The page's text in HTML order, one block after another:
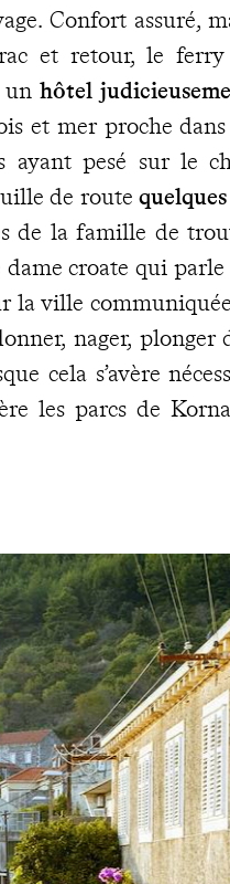
Confort assuré,
et retour, le
un hôtel
et mer proche
ayant pesé sur le
de route
de la famille de
croate qui
la ville
nager, plonger
cela s’avère
les parcs de
place.